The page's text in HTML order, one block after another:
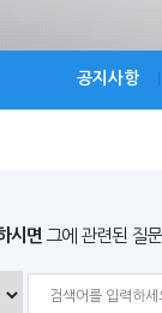
공지사항
시면 그에 관련된 질